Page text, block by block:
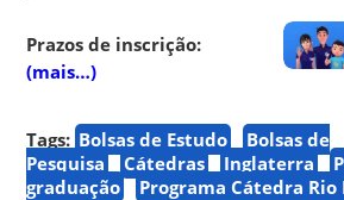
Prazos de inscrição:
(mais…)
Tags: Bolsas de Estudo
Bolsas de
Pesquisa
Cátedras Inglaterra
graduação
Programa Cátedra Rio